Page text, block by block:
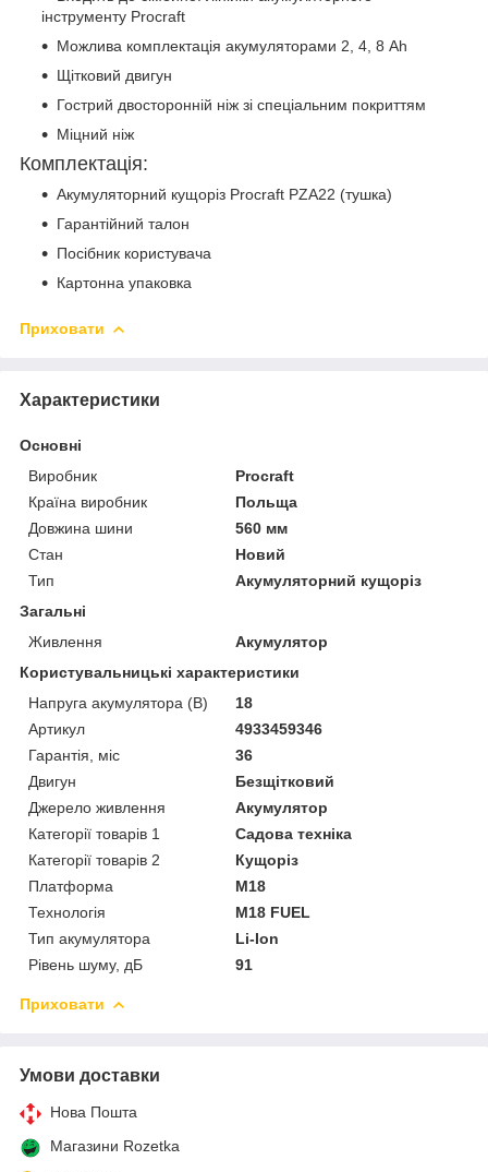
інструменту Procraft
Можлива комплектація акумуляторами 2, 4, 8 Аh
Щітковий двигун
Гострий двосторонній ніж зі спеціальним покриттям
Міцний ніж
Комплектація:
Акумуляторний кущоріз Procraft PZA22 (тушка)
Гарантійний талон
Посібник користувача
Картонна упаковка
Приховати
Характеристики
Основні
Виробник
Procraft
Країна виробник
Польща
Довжина шини
560 мм
Стан
Новий
Тип
Акумуляторний кущоріз
Загальні
Живлення
Акумулятор
Користувальницькі характеристики
Напруга акумулятора (В)
18
Артикул
4933459346
Гарантія, міс
36
Двигун
Безщітковий
Джерело живлення
Акумулятор
Категорії товарів 1
Садова техніка
Категорії товарів 2
Кущоріз
Платформа
M18
Технологія
M18 FUEL
Тип акумулятора
Li-Ion
Рівень шуму, дБ
91
Приховати
Умови доставки
Нова Пошта
Магазини Rozetka